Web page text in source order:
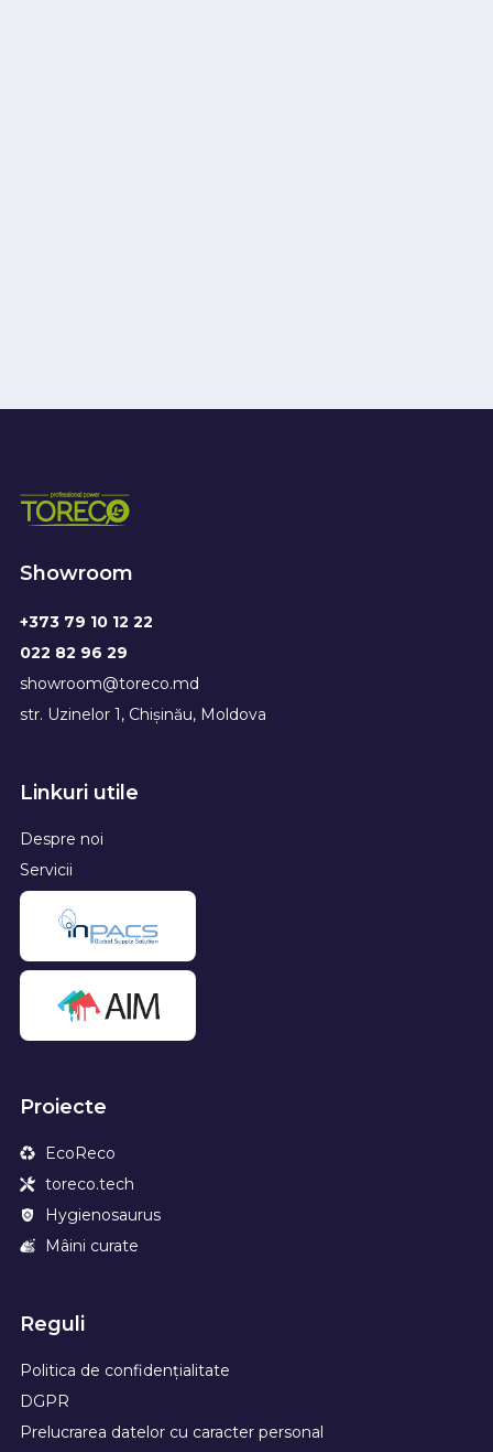
Showroom
+373 79 10 12 22
022 82 96 29
showroom@toreco.md
str. Uzinelor 1, Chișinău, Moldova
Linkuri utile
Despre noi
Servicii
Proiecte
EcoReco
toreco.tech
Hygienosaurus
Mâini curate
Reguli
Politica de confidențialitate
DGPR
Prelucrarea datelor cu caracter personal